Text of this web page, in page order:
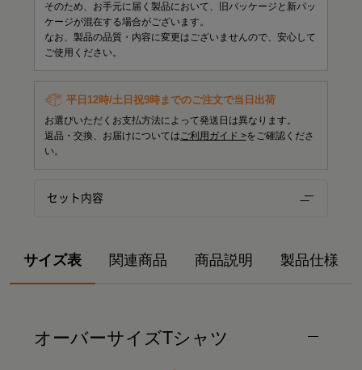
そのため、お手元に届く製品において、旧パッケージと新パッ
ケージが混在する場合がございます。
なお、製品の品質・内容に変更はございませんので、安心して
ご使用ください。
平日12時/土日祝9時までのご注文で当日出荷
お選びいただくお支払方法によって発送日は異なります。
返品・交換、お届けについてはご利用ガイド >をご確認くださ
い。
セット内容
サイズ表 関連商品 商品説明 製品仕様
オーバーサイズTシャツ